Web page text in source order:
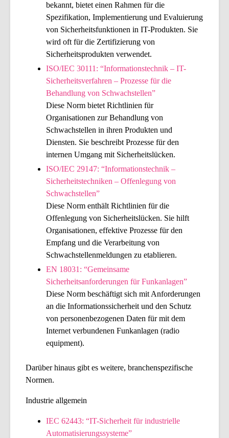
bekannt, bietet einen Rahmen für die
Spezifikation, Implementierung und Evaluierung
von Sicherheitsfunktionen in IT-Produkten. Sie
wird oft für die Zertifizierung von
Sicherheitsprodukten verwendet.
ISO/IEC 30111: “Informationstechnik – IT-
Sicherheitsverfahren – Prozesse für die
Behandlung von Schwachstellen”
Diese Norm bietet Richtlinien für
Organisationen zur Behandlung von
Schwachstellen in ihren Produkten und
Diensten. Sie beschreibt Prozesse für den
internen Umgang mit Sicherheitslücken.
ISO/IEC 29147: “Informationstechnik –
Sicherheitstechniken – Offenlegung von
Schwachstellen”
Diese Norm enthält Richtlinien für die
Offenlegung von Sicherheitslücken. Sie hilft
Organisationen, effektive Prozesse für den
Empfang und die Verarbeitung von
Schwachstellenmeldungen zu etablieren.
EN 18031: “Gemeinsame
Sicherheitsanforderungen für Funkanlagen”
Diese Norm beschäftigt sich mit Anforderungen
an die Informationssicherheit und den Schutz
von personenbezogenen Daten für mit dem
Internet verbundenen Funkanlagen (radio
equipment).
Darüber hinaus gibt es weitere, branchenspezifische
Normen.
Industrie allgemein
IEC 62443: “IT-Sicherheit für industrielle
Automatisierungssysteme”